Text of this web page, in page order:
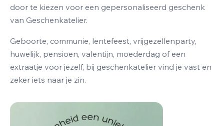
door te kiezen voor een gepersonaliseerd geschenk
van Geschenkatelier.
Geboorte, communie, lentefeest, vrijgezellenparty,
huwelijk, pensioen, valentijn, moederdag of een
extraatje voor jezelf, bij geschenkatelier vind je vast en
zeker iets naar je zin.